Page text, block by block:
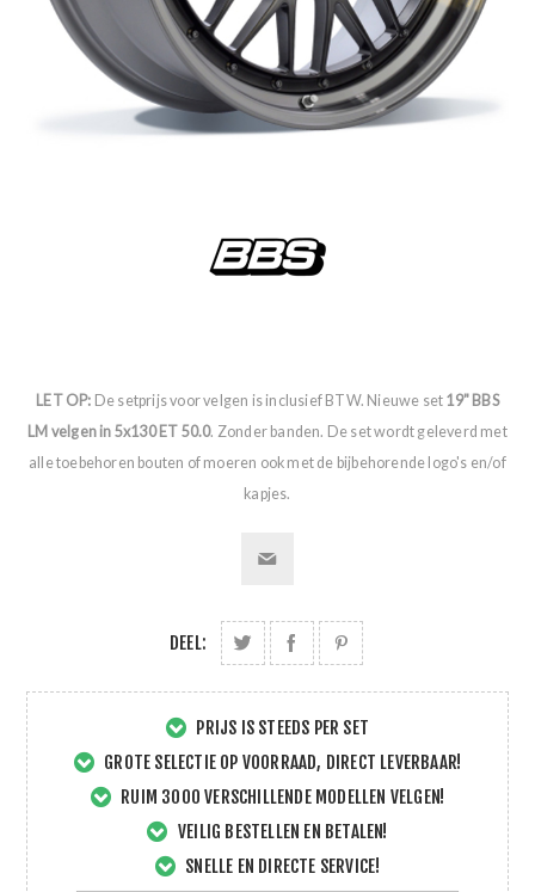
LET OP: De setprijs voor velgen is inclusief BTW. Nieuwe set 19" BBS
LM velgen in 5x130 ET 50.0. Zonder banden. De set wordt geleverd met
alle toebehoren bouten of moeren ook met de bijbehorende logo's en/of
kapjes.
DEEL:
PRIJS IS STEEDS PER SET
GROTE SELECTIE OP VOORRAAD, DIRECT LEVERBAAR!
RUIM 3000 VERSCHILLENDE MODELLEN VELGEN!
VEILIG BESTELLEN EN BETALEN!
SNELLE EN DIRECTE SERVICE!